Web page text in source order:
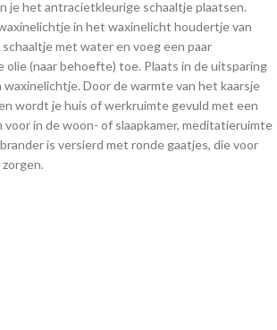
je het antracietkleurige schaaltje plaatsen.
in het waxinelicht houdertje van
met water en voeg een paar
(naar behoefte) toe. Plaats in de uitsparing
waxinelichtje. Door de warmte van het kaarsje
wordt je huis of werkruimte gevuld met een
voor in de woon- of slaapkamer, meditatieruimte
is versierd met ronde gaatjes, die voor